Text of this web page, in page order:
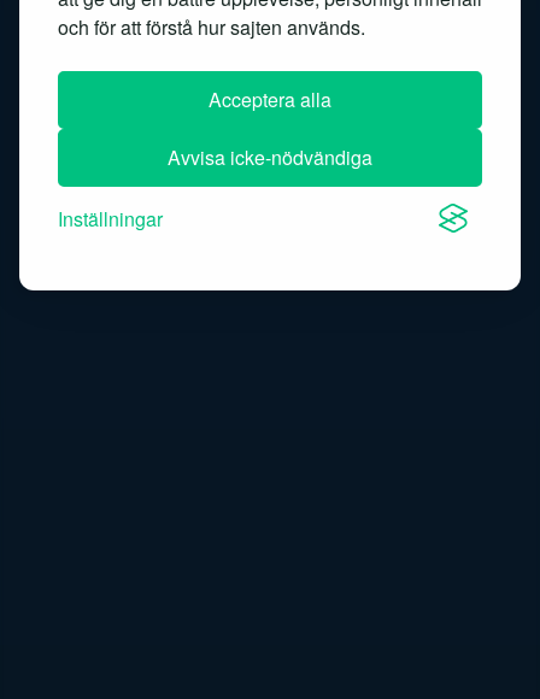
och för att förstå hur sajten används.
Acceptera alla
Avvisa icke-nödvändiga
Inställningar
Similarity search Speech recognition
Speech-to-text